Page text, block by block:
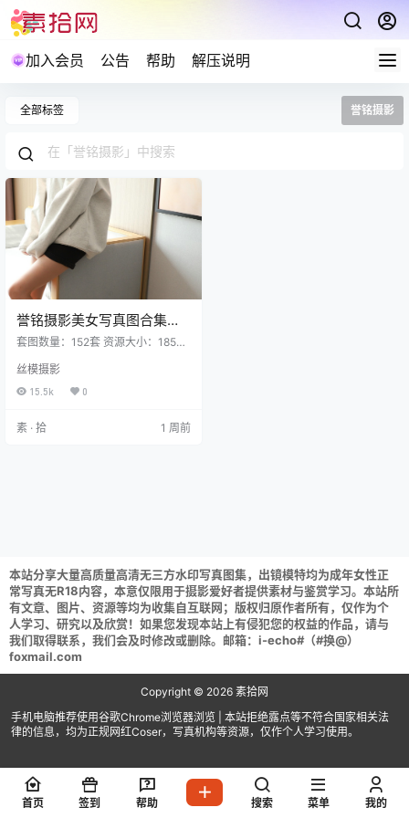
加入会员 公告 帮助 解压说明
全部标签 誉铭摄影
誉铭摄影美女写真图合集打
包下载152套 185GB
套图数量：152套 资源大小：185G
影 2026年7月整合3 [264P6V 2.66
GB] 誉铭摄影 NO.151 袜足摄影 202
包1 [111P1V 1.89GB] 誉铭摄影 NO.1
丝模摄影
15.5k 0
素 · 拾 1 周前
本站分享大量高质量高清无三方水印写真图集，出镜模特均为成年女性正
常写真无R18内容，本意仅限用于摄影爱好者提供素材与鉴赏学习。本站所
有文章、图片、资源等均为收集自互联网；版权归原作者所有，仅作为个
人学习、研究以及欣赏！如果您发现本站上有侵犯您的权益的作品，请与
我们取得联系，我们会及时修改或删除。邮箱：i-echo#（#换@）
foxmail.com
Copyright © 2026 素拾网
手机电脑推荐使用谷歌Chrome浏览器浏览 | 本站拒绝露点等不符合国家相关法
律的信息，均为正规网红Coser，写真机构等资源，仅作个人学习使用。
首页 签到 帮助 搜索 菜单 我的